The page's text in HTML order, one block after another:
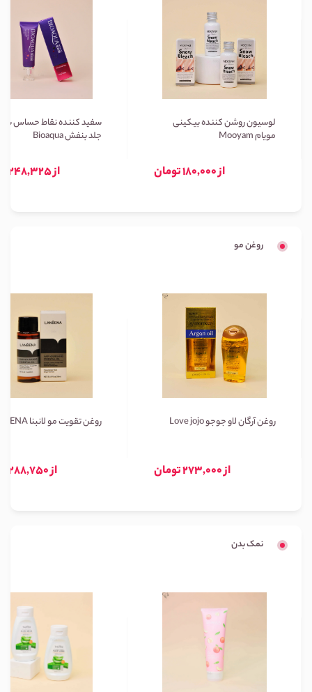
لوسیون روشن کننده بیکینی
مویام Mooyam
از 180,000 تومان
سفید کننده نقاط حساس
جلد بنفش Bioaqua
از 248,325 تومان
روغن مو
روغن آرگان لاو جوجو Love jojo
از 273,000 تومان
روغن تقویت مو لانبنا LANBENA
از 288,750 تومان
نمک بدن